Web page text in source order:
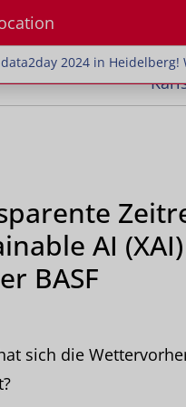
2024 in
2024 in
AI
BASF
sich die